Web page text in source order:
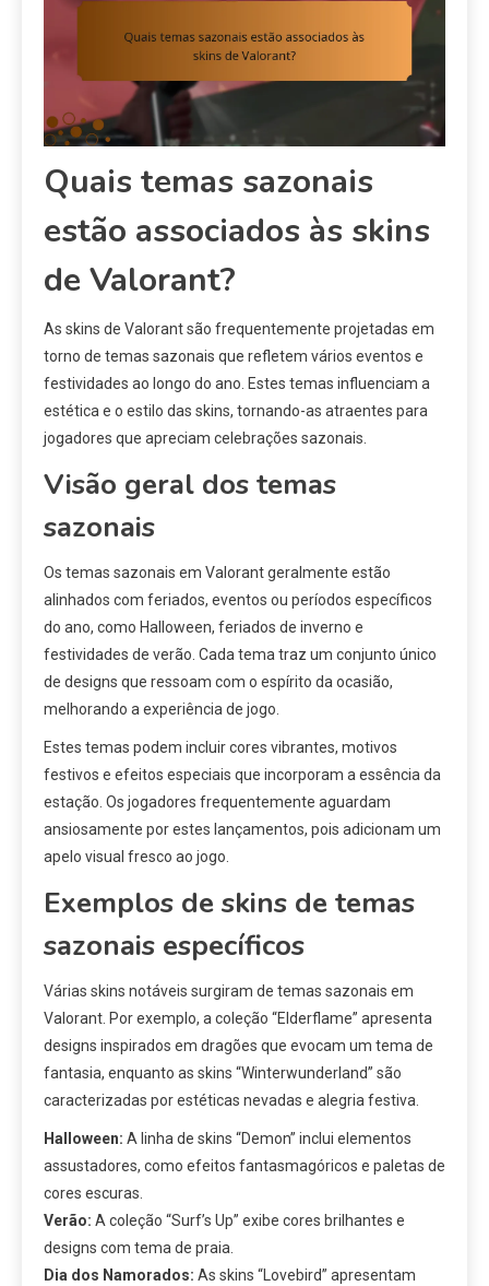
Quais temas sazonais
estão associados às skins
de Valorant?
As skins de Valorant são frequentemente projetadas em
torno de temas sazonais que refletem vários eventos e
festividades ao longo do ano. Estes temas influenciam a
estética e o estilo das skins, tornando-as atraentes para
jogadores que apreciam celebrações sazonais.
Visão geral dos temas
sazonais
Os temas sazonais em Valorant geralmente estão
alinhados com feriados, eventos ou períodos específicos
do ano, como Halloween, feriados de inverno e
festividades de verão. Cada tema traz um conjunto único
de designs que ressoam com o espírito da ocasião,
melhorando a experiência de jogo.
Estes temas podem incluir cores vibrantes, motivos
festivos e efeitos especiais que incorporam a essência da
estação. Os jogadores frequentemente aguardam
ansiosamente por estes lançamentos, pois adicionam um
apelo visual fresco ao jogo.
Exemplos de skins de temas
sazonais específicos
Várias skins notáveis surgiram de temas sazonais em
Valorant. Por exemplo, a coleção “Elderflame” apresenta
designs inspirados em dragões que evocam um tema de
fantasia, enquanto as skins “Winterwunderland” são
caracterizadas por estéticas nevadas e alegria festiva.
Halloween: A linha de skins “Demon” inclui elementos
assustadores, como efeitos fantasmagóricos e paletas de
cores escuras.
Verão: A coleção “Surf’s Up” exibe cores brilhantes e
designs com tema de praia.
Dia dos Namorados: As skins “Lovebird” apresentam